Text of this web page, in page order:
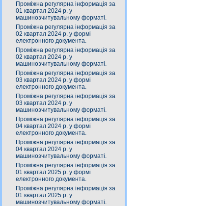
Проміжна регулярна інформація за
01 квартал 2024 р. у
машинозчитувальному форматі.
Проміжна регулярна інформація за
02 квартал 2024 р. у формі
електронного документа.
Проміжна регулярна інформація за
02 квартал 2024 р. у
машинозчитувальному форматі.
Проміжна регулярна інформація за
03 квартал 2024 р. у формі
електронного документа.
Проміжна регулярна інформація за
03 квартал 2024 р. у
машинозчитувальному форматі.
Проміжна регулярна інформація за
04 квартал 2024 р. у формі
електронного документа.
Проміжна регулярна інформація за
04 квартал 2024 р. у
машинозчитувальному форматі.
Проміжна регулярна інформація за
01 квартал 2025 р. у формі
електронного документа.
Проміжна регулярна інформація за
01 квартал 2025 р. у
машинозчитувальному форматі.